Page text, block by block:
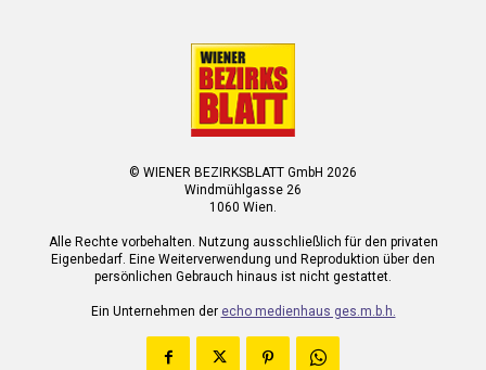
© WIENER BEZIRKSBLATT GmbH 2026
Windmühlgasse 26
1060 Wien.
Alle Rechte vorbehalten. Nutzung ausschließlich für den privaten
Eigenbedarf. Eine Weiterverwendung und Reproduktion über den
persönlichen Gebrauch hinaus ist nicht gestattet.
Ein Unternehmen der echo medienhaus ges.m.b.h.